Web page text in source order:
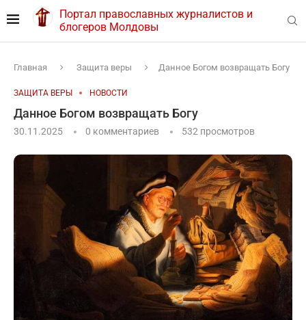
Портал православных журналистов и
блогеров Молдовы
Главная Защита веры Данное Богом возвращать Богу
ЗАЩИТА ВЕРЫ НОВОСТИ
Данное Богом возвращать Богу
30.11.2025 0 комментариев 532 просмотров